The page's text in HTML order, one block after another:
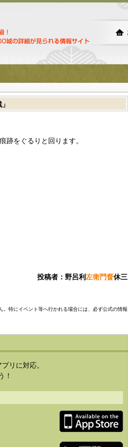
跡をぐるりと回ります。
投稿者：野呂利左衛門督休三
特にイベント等へ行かれる場合には、必ず公式の情報
リに対応。
！